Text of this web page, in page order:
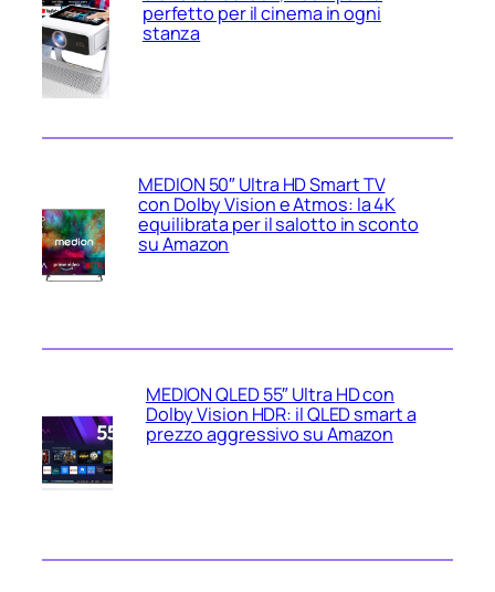
perfetto per il cinema in ogni
stanza
MEDION 50″ Ultra HD Smart TV
con Dolby Vision e Atmos: la 4K
equilibrata per il salotto in sconto
su Amazon
MEDION QLED 55″ Ultra HD con
Dolby Vision HDR: il QLED smart a
prezzo aggressivo su Amazon